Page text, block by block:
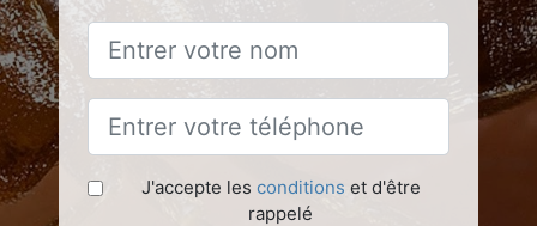
J'accepte les conditions et d'être
rappelé